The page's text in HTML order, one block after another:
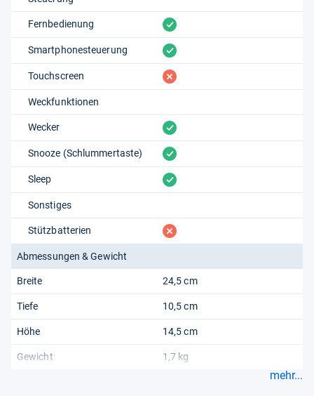
Fernbedienung vorhanden
Smartphonesteuerung vorhanden
Touchscreen fehlt
Weckfunktionen
Wecker vorhanden
Snooze (Schlummertaste) vorhanden
Sleep vorhanden
Sonstiges
Stützbatterien fehlt
Abmessungen & Gewicht
Breite 24,5 cm
Tiefe 10,5 cm
Höhe 14,5 cm
Gewicht 1,7 kg
mehr...